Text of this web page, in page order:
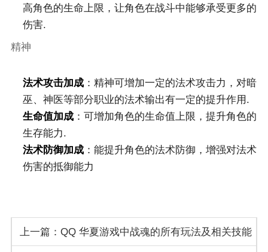
高角色的生命上限，让角色在战斗中能够承受更多的
伤害.
精神
法术攻击加成：精神可增加一定的法术攻击力，对暗
巫、神医等部分职业的法术输出有一定的提升作用.
生命值加成：可增加角色的生命值上限，提升角色的
生存能力.
法术防御加成：能提升角色的法术防御，增强对法术
伤害的抵御能力
上一篇：QQ 华夏游戏中战魂的所有玩法及相关技能